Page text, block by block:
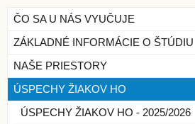
ČO SA U NÁS VYUČUJE
ZÁKLADNÉ INFORMÁCIE O ŠTÚDIU
NAŠE PRIESTORY
ÚSPECHY ŽIAKOV HO
ÚSPECHY ŽIAKOV HO - 2025/2026